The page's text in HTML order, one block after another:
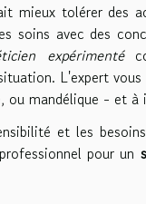
mieux tolérer des
soins avec des
expérimenté
L'expert
mandélique - et
et les
pour un